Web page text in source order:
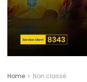
Home Non classé